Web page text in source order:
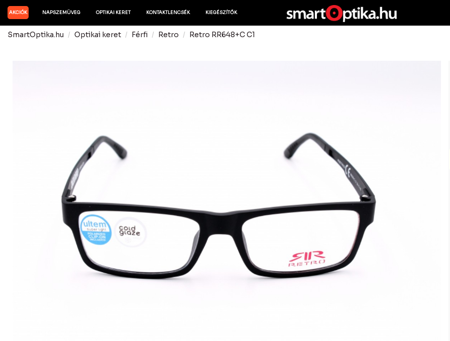
AKCIÓK NAPSZEMÜVEG OPTIKAI KERET KONTAKTLENCSÉK KIEGÉSZÍTŐK
SmartOptika.hu Optikai keret Férfi Retro Retro RR648+C C1